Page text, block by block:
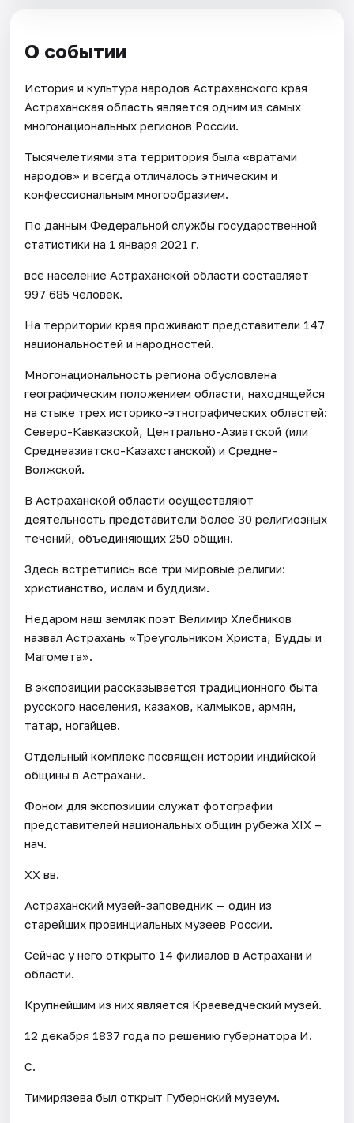
О событии
История и культура народов Астраханского края
Астраханская область является одним из самых
многонациональных регионов России.
Тысячелетиями эта территория была «вратами
народов» и всегда отличалось этническим и
конфессиональным многообразием.
По данным Федеральной службы государственной
статистики на 1 января 2021 г.
всё население Астраханской области составляет
997 685 человек.
На территории края проживают представители 147
национальностей и народностей.
Многонациональность региона обусловлена
географическим положением области, находящейся
на стыке трех историко-этнографических областей:
Северо-Кавказской, Центрально-Азиатской (или
Среднеазиатско-Казахстанской) и Средне-
Волжской.
В Астраханской области осуществляют
деятельность представители более 30 религиозных
течений, объединяющих 250 общин.
Здесь встретились все три мировые религии:
христианство, ислам и буддизм.
Недаром наш земляк поэт Велимир Хлебников
назвал Астрахань «Треугольником Христа, Будды и
Магомета».
В экспозиции рассказывается традиционного быта
русского населения, казахов, калмыков, армян,
татар, ногайцев.
Отдельный комплекс посвящён истории индийской
общины в Астрахани.
Фоном для экспозиции служат фотографии
представителей национальных общин рубежа XIX –
нач.
XX вв.
Астраханский музей-заповедник — один из
старейших провинциальных музеев России.
Сейчас у него открыто 14 филиалов в Астрахани и
области.
Крупнейшим из них является Краеведческий музей.
12 декабря 1837 года по решению губернатора И.
С.
Тимирязева был открыт Губернский музеум.